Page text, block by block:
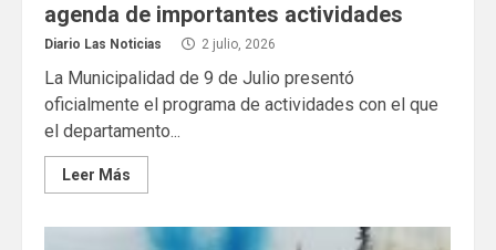
agenda de importantes actividades
Diario Las Noticias 2 julio, 2026
La Municipalidad de 9 de Julio presentó
oficialmente el programa de actividades con el que
el departamento...
Leer Más